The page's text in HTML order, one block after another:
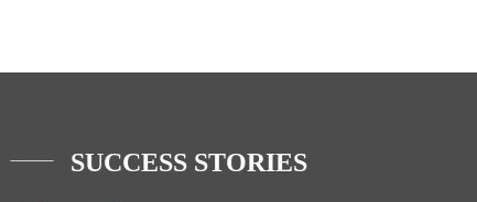
SUCCESS STORIES